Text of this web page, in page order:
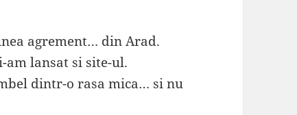
agrement… din Arad.
am lansat si site-ul.
dintr-o rasa mica… si nu